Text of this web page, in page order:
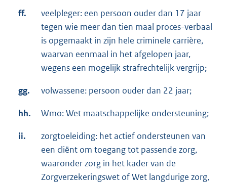
ff.
veelpleger: een persoon ouder dan 17 jaar
tegen wie meer dan tien maal proces-verbaal
is opgemaakt in zijn hele criminele carrière,
waarvan eenmaal in het afgelopen jaar,
wegens een mogelijk strafrechtelijk vergrijp;
gg. volwassene: persoon ouder dan 22 jaar;
hh. Wmo: Wet maatschappelijke ondersteuning;
ii.
zorgtoeleiding: het actief ondersteunen van
een cliënt om toegang tot passende zorg,
waaronder zorg in het kader van de
Zorgverzekeringswet of Wet langdurige zorg,